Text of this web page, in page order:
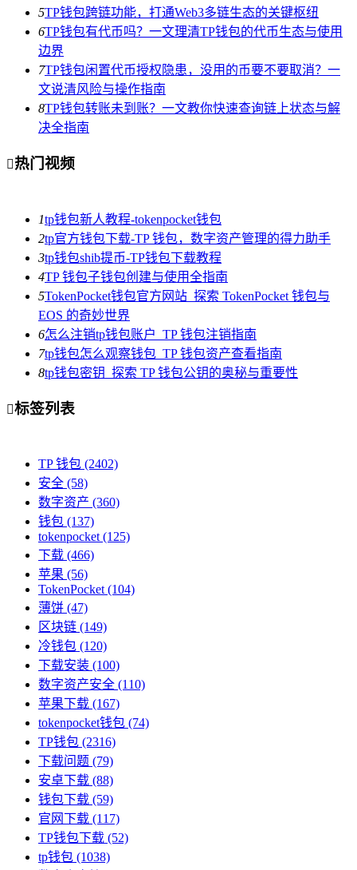
5TP钱包跨链功能，打通Web3多链生态的关键枢纽
6TP钱包有代币吗？一文理清TP钱包的代币生态与使用
边界
7TP钱包闲置代币授权隐患，没用的币要不要取消？一
文说清风险与操作指南
8TP钱包转账未到账？一文教你快速查询链上状态与解
决全指南
热门视频
1tp钱包新人教程-tokenpocket钱包
2tp官方钱包下载-TP 钱包，数字资产管理的得力助手
3tp钱包shib提币-TP钱包下载教程
4TP 钱包子钱包创建与使用全指南
5TokenPocket钱包官方网站_探索 TokenPocket 钱包与
EOS 的奇妙世界
6怎么注销tp钱包账户_TP 钱包注销指南
7tp钱包怎么观察钱包_TP 钱包资产查看指南
8tp钱包密钥_探索 TP 钱包公钥的奥秘与重要性
标签列表
TP 钱包 (2402)
安全 (58)
数字资产 (360)
钱包 (137)
tokenpocket (125)
下载 (466)
苹果 (56)
TokenPocket (104)
薄饼 (47)
区块链 (149)
冷钱包 (120)
下载安装 (100)
数字资产安全 (110)
苹果下载 (167)
tokenpocket钱包 (74)
TP钱包 (2316)
下载问题 (79)
安卓下载 (88)
钱包下载 (59)
官网下载 (117)
TP钱包下载 (52)
tp钱包 (1038)